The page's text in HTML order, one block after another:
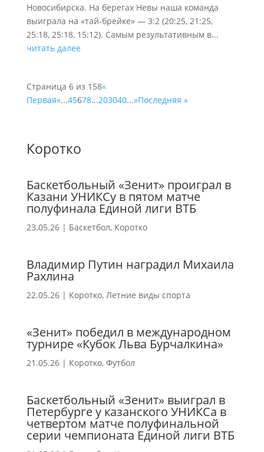
Новосибирска. На берегах Невы наша команда
выиграла на «тай-брейке» — 3:2 (20:25, 21:25,
25:18, 25:18, 15:12). Самым результативным в...
читать далее
Страница 6 из 158«
Первая«...45678...203040...»Последняя »
Коротко
Баскетбольный «Зенит» проиграл в
Казани УНИКСу в пятом матче
полуфинала Единой лиги ВТБ
23.05.26| Баскетбол, Коротко
Владимир Путин наградил Михаила
Рахлина
22.05.26| Коротко, Летние виды спорта
«Зенит» победил в международном
турнире «Кубок Льва Бурчалкина»
21.05.26| Коротко, Футбол
Баскетбольный «Зенит» выиграл в
Петербурге у казанского УНИКСа в
четвертом матче полуфинальной
серии чемпионата Единой лиги ВТБ